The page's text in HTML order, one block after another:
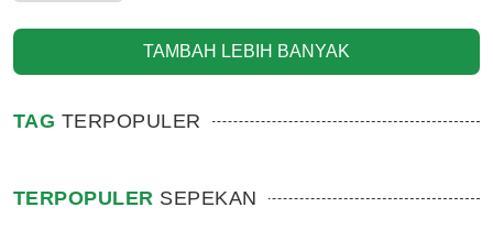
TAMBAH LEBIH BANYAK
TAG TERPOPULER
TERPOPULER SEPEKAN